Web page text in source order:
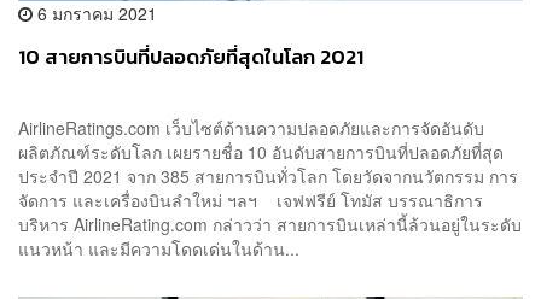
6 มกราคม 2021
10 สายการบินที่ปลอดภัยที่สุดในโลก 2021
AirlineRatings.com เว็บไซต์ด้านความปลอดภัยและการจัดอันดับ
ผลิตภัณฑ์ระดับโลก เผยรายชื่อ 10 อันดับสายการบินที่ปลอดภัยที่สุด
ประจำปี 2021 จาก 385 สายการบินทั่วโลก โดยวัดจากนวัตกรรม การ
จัดการ และเครื่องบินลำใหม่ ฯลฯ เจฟฟรีย์ โทมัส บรรณาธิการ
บริหาร AirlineRating.com กล่าวว่า สายการบินเหล่านี้ล้วนอยู่ในระดับ
แนวหน้า และมีความโดดเด่นในด้าน...